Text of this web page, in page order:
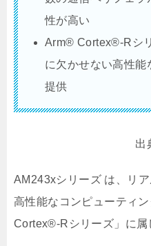
性が高い
Arm® Cortex®-Rシ
に欠かせない高性能
提供
出
AM243xシリーズ は、リ
高性能なコンピューティ
Cortex®-Rシリーズ」に属